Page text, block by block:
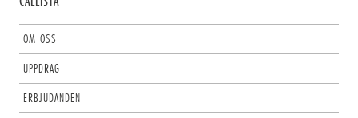
OM OSS
UPPDRAG
ERBJUDANDEN